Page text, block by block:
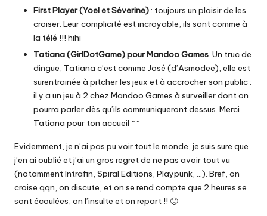
First Player (Yoel et Séverine): toujours un plaisir de les
croiser. Leur complicité est incroyable, ils sont comme à
la télé !!! hihi
Tatiana (GirlDotGame) pour Mandoo Games. Un truc de
dingue, Tatiana c’est comme José (d’Asmodee), elle est
surentrainée à pitcher les jeux et à accrocher son public :
il y a un jeu à 2 chez Mandoo Games à surveiller dont on
pourra parler dès qu’ils communiqueront dessus. Merci
Tatiana pour ton accueil ^^
Evidemment, je n’ai pas pu voir tout le monde, je suis sure que
j’en ai oublié et j’ai un gros regret de ne pas avoir tout vu
(notamment Intrafin, Spiral Editions, Playpunk, …). Bref, on
croise qqn, on discute, et on se rend compte que 2 heures se
sont écoulées, on l’insulte et on repart !! 🙂